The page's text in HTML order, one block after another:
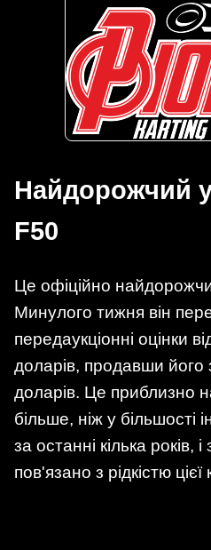
Найдорожчий у
F50
Це офіційно
Минулого тижня він
передаукціонні оцінки
доларів, продавши його
доларів. Це приблизно
більше, ніж у більшості
за останні кілька років,
пов'язано з рідкістю